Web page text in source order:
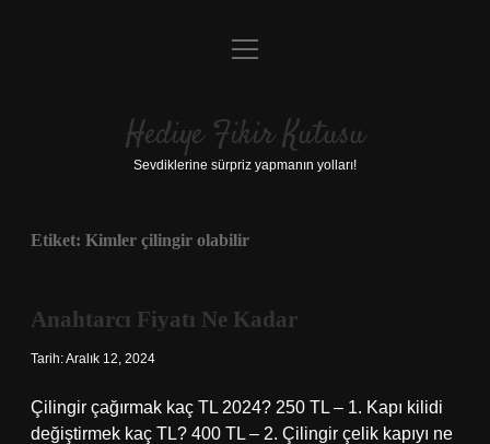
Anasayfa
Yasal Uyarı
menüyü
Hediye Fikir Kutusu
Sevdiklerine sürpriz yapmanın yolları!
Etiket: Kimler çilingir olabilir
Anahtarcı Fiyatı Ne Kadar
Tarih: Aralık 12, 2024
Çilingir çağırmak kaç TL 2024? 250 TL – 1. Kapı kilidi
değiştirmek kaç TL? 400 TL – 2. Çilingir çelik kapıyı ne